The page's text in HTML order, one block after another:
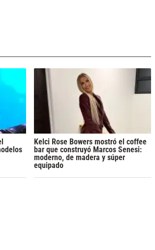
Kelci Rose Bowers mostró el coffee
bar que construyó Marcos Senesi:
moderno, de madera y súper
equipado